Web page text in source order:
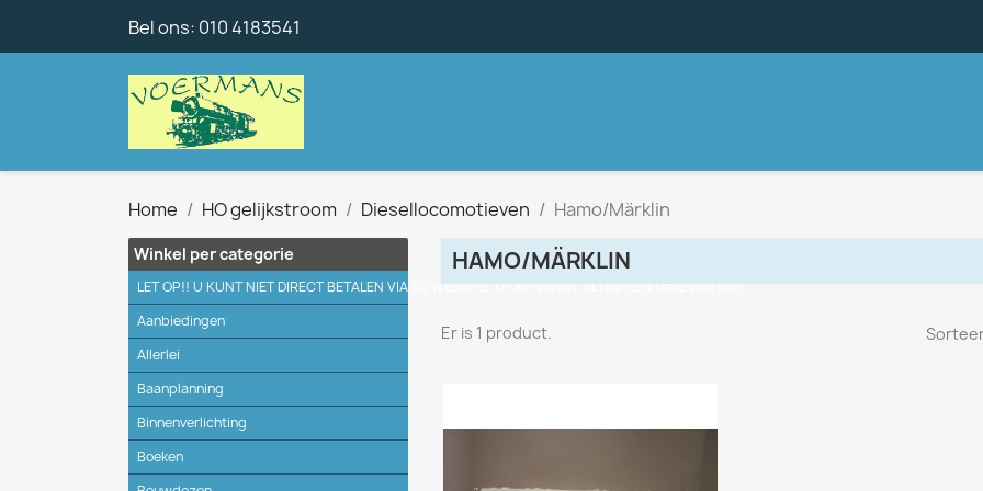
Bel ons: 010 4183541
Home HO gelijkstroom Diesellocomotieven Hamo/Märklin
Winkel per categorie
LET OP!! U KUNT NIET DIRECT BETALEN VIA DE WEBSITE, U ONTVANGT ALTIJD EEN MAIL VAN MIJ!
Aanbiedingen
Allerlei
Baanplanning
Binnenverlichting
Boeken
HAMO/MÄRKLIN
Er is 1 product.